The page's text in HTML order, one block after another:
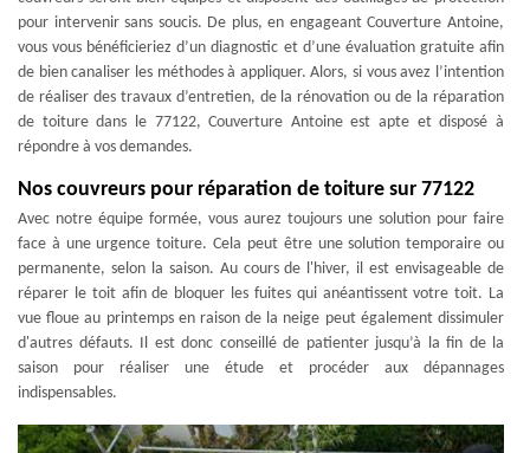
pour intervenir sans soucis. De plus, en engageant Couverture Antoine,
vous vous bénéficieriez d’un diagnostic et d’une évaluation gratuite afin
de bien canaliser les méthodes à appliquer. Alors, si vous avez l’intention
de réaliser des travaux d’entretien, de la rénovation ou de la réparation
de toiture dans le 77122, Couverture Antoine est apte et disposé à
répondre à vos demandes.
Nos couvreurs pour réparation de toiture sur 77122
Avec notre équipe formée, vous aurez toujours une solution pour faire
face à une urgence toiture. Cela peut être une solution temporaire ou
permanente, selon la saison. Au cours de l'hiver, il est envisageable de
réparer le toit afin de bloquer les fuites qui anéantissent votre toit. La
vue floue au printemps en raison de la neige peut également dissimuler
d'autres défauts. Il est donc conseillé de patienter jusqu’à la fin de la
saison pour réaliser une étude et procéder aux dépannages
indispensables.